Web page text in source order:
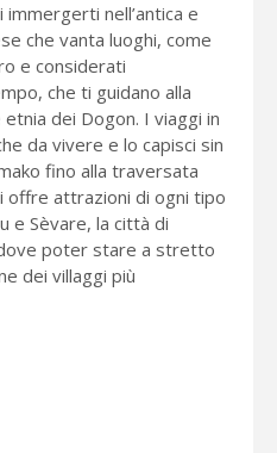
immergerti nell’antica e
che vanta luoghi, come
e considerati
che ti guidano alla
dei Dogon. I viaggi in
da vivere e lo capisci sin
fino alla traversata
offre attrazioni di ogni tipo
e Sèvare, la città di
poter stare a stretto
dei villaggi più